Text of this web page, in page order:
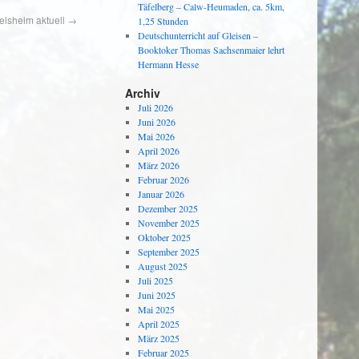
aktuell →
Täfelberg – Calw-Heumaden, ca. 5km,
1,25 Stunden
Deutschunterricht auf Gleisen –
Booktoker Thomas Sachsenmaier lehrt
Hermann Hesse
Archiv
Juli 2026
Juni 2026
Mai 2026
April 2026
März 2026
Februar 2026
Januar 2026
Dezember 2025
November 2025
Oktober 2025
September 2025
August 2025
Juli 2025
Juni 2025
Mai 2025
April 2025
März 2025
Februar 2025